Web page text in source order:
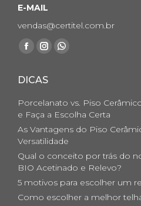
E-MAIL
vendas@certitel.com.br
Encontre-nos em:
Facebook
opens
in
new
window
Instagram
opens
in
new
window
Whatsapp
in
new
window
DICAS
Porcelanato vs. Piso
e Faça a Escolha Certa
As Vantagens do Piso
Versatilidade
Qual o conceito por trás do
BIO Acetinado e Relevo?
5 motivos para escolher um
Como escolher a melhor